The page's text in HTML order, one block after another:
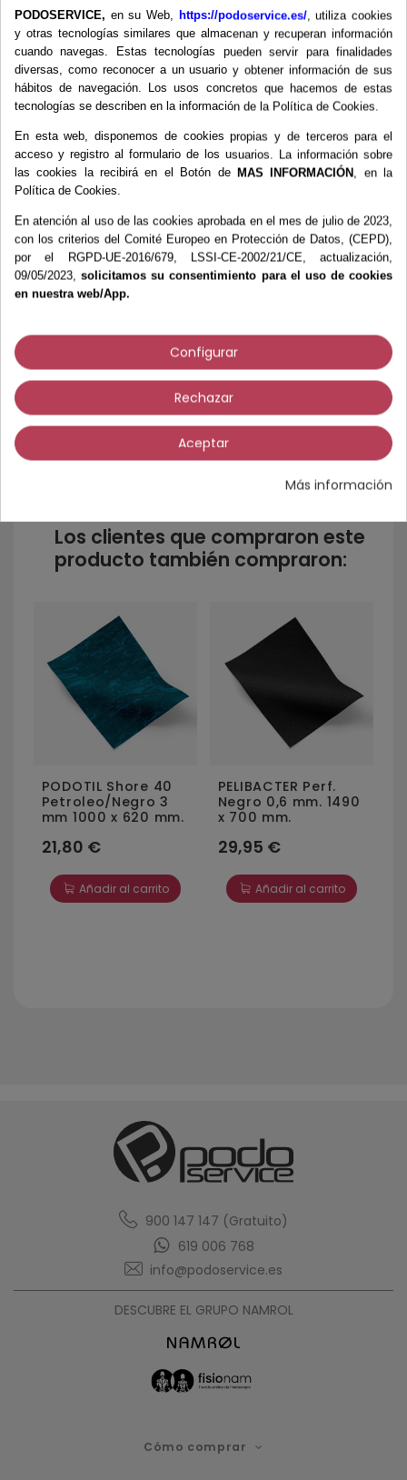
009058 3 mm. 14,50 €
Todos los precios con impuestos excl.
Tasa impuestos: 21,0%.
Gran facilidad de trabajo, ideal como base
de confort termoformable.
GROSOR
3 mm.
Los clientes que compraron este
producto también compraron:
PODOTIL Shore 40
Petroleo/Negro 3
mm 1000 x 620 mm.
21,80 €
Añadir al carrito
PELIBACTER Perf.
Negro 0,6 mm. 1490
x 700 mm.
29,95 €
Añadir al carrito
900 147 147 (Gratuito)
619 006 768
info@podoservice.es
DESCUBRE EL GRUPO NAMROL
Cómo comprar
PODOSERVICE, en su Web, https://podoservice.es/, utiliza cookies
y otras tecnologías similares que almacenan y recuperan información
cuando navegas. Estas tecnologías pueden servir para finalidades
diversas, como reconocer a un usuario y obtener información de sus
hábitos de navegación. Los usos concretos que hacemos de estas
tecnologías se describen en la información de la Política de Cookies.
En esta web, disponemos de cookies propias y de terceros para el
acceso y registro al formulario de los usuarios. La información sobre
las cookies la recibirá en el Botón de MAS INFORMACIÓN, en la
Política de Cookies.
En atención al uso de las cookies aprobada en el mes de julio de 2023,
con los criterios del Comité Europeo en Protección de Datos, (CEPD),
por el RGPD-UE-2016/679, LSSI-CE-2002/21/CE, actualización,
09/05/2023,solicitamos su consentimiento para el uso de cookies
en nuestra web/App.
Configurar
Rechazar
Aceptar
Más información